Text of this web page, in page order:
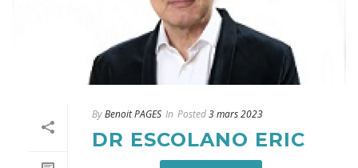
ByBenoit PAGES In Posted3 mars 2023
DR ESCOLANO ERIC